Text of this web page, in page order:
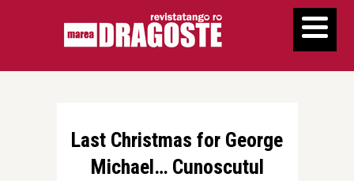
Last Christmas for George
Michael… Cunoscutul